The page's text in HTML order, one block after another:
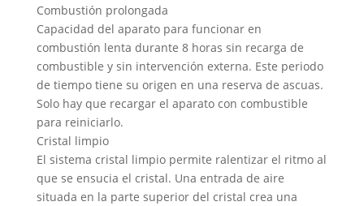
Combustión prolongada
Capacidad del aparato para funcionar en
combustión lenta durante 8 horas sin recarga de
combustible y sin intervención externa. Este periodo
de tiempo tiene su origen en una reserva de ascuas.
Solo hay que recargar el aparato con combustible
para reiniciarlo.
Cristal limpio
El sistema cristal limpio permite ralentizar el ritmo al
que se ensucia el cristal. Una entrada de aire
situada en la parte superior del cristal crea una